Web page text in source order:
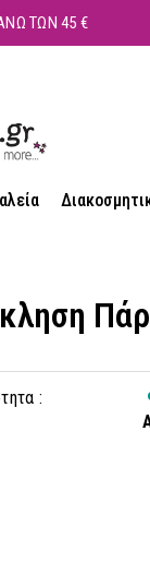
ΤΩΝ 45 €
: